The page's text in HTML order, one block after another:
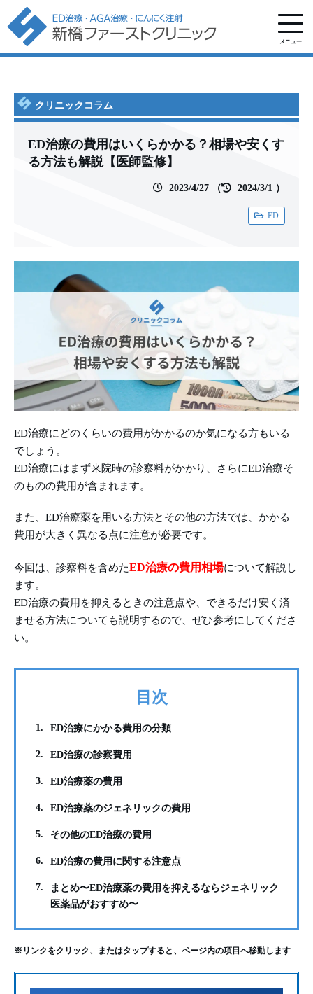
メニュー
クリニックコラム
ED治療の費用はいくらかかる？相場や安くす
る方法も解説【医師監修】
2023/4/27 （ 2024/3/1 ）
ED
ED治療にどのくらいの費用がかかるのか気になる方もいる
でしょう。
ED治療にはまず来院時の診察料がかかり、さらにED治療そ
のものの費用が含まれます。
また、ED治療薬を用いる方法とその他の方法では、かかる
費用が大きく異なる点に注意が必要です。
今回は、診察料を含めたED治療の費用相場について解説し
ます。
ED治療の費用を抑えるときの注意点や、できるだけ安く済
ませる方法についても説明するので、ぜひ参考にしてくださ
い。
目次
1. ED治療にかかる費用の分類
2. ED治療の診察費用
3. ED治療薬の費用
4. ED治療薬のジェネリックの費用
5. その他のED治療の費用
6. ED治療の費用に関する注意点
7.
まとめ〜ED治療薬の費用を抑えるならジェネリック
医薬品がおすすめ〜
※リンクをクリック、またはタップすると、ページ内の項目へ移動します